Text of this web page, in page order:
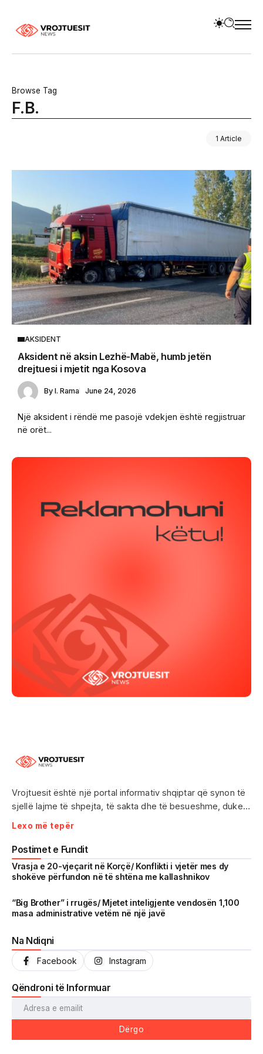
Browse Tag
F.B.
1 Article
AKSIDENT
Aksident në aksin Lezhë-Mabë, humb jetën
drejtuesi i mjetit nga Kosova
By I. Rama June 24, 2026
Një aksident i rëndë me pasojë vdekjen është regjistruar
në orët...
Vrojtuesit është një portal informativ shqiptar që synon të
sjellë lajme të shpejta, të sakta dhe të besueshme, duke
treguar realitetin pa çensurë. Fokus i punës sonë janë
ngjarjet e aktualitetit, problematikat sociale, denoncimet
qytetare dhe zhvillimet që prekin drejtpërdrejt jetën e
përditshme të shqiptarëve.
arritura në një kohë shumë të shkurtër, Vrojtuesit është
kthyer në një zë të fortë informimi dhe një pasqyrë reale të
Lexo më tepër
Postimet e Fundit
Vrasja e 20-vjeçarit në Korçë/ Konflikti i vjetër mes dy
shokëve përfundon në të shtëna me kallashnikov
“Big Brother” i rrugës/ Mjetet inteligjente vendosën 1,100
masa administrative vetëm në një javë
Na Ndiqni
Facebook Instagram
Qëndroni të Informuar
Dërgo